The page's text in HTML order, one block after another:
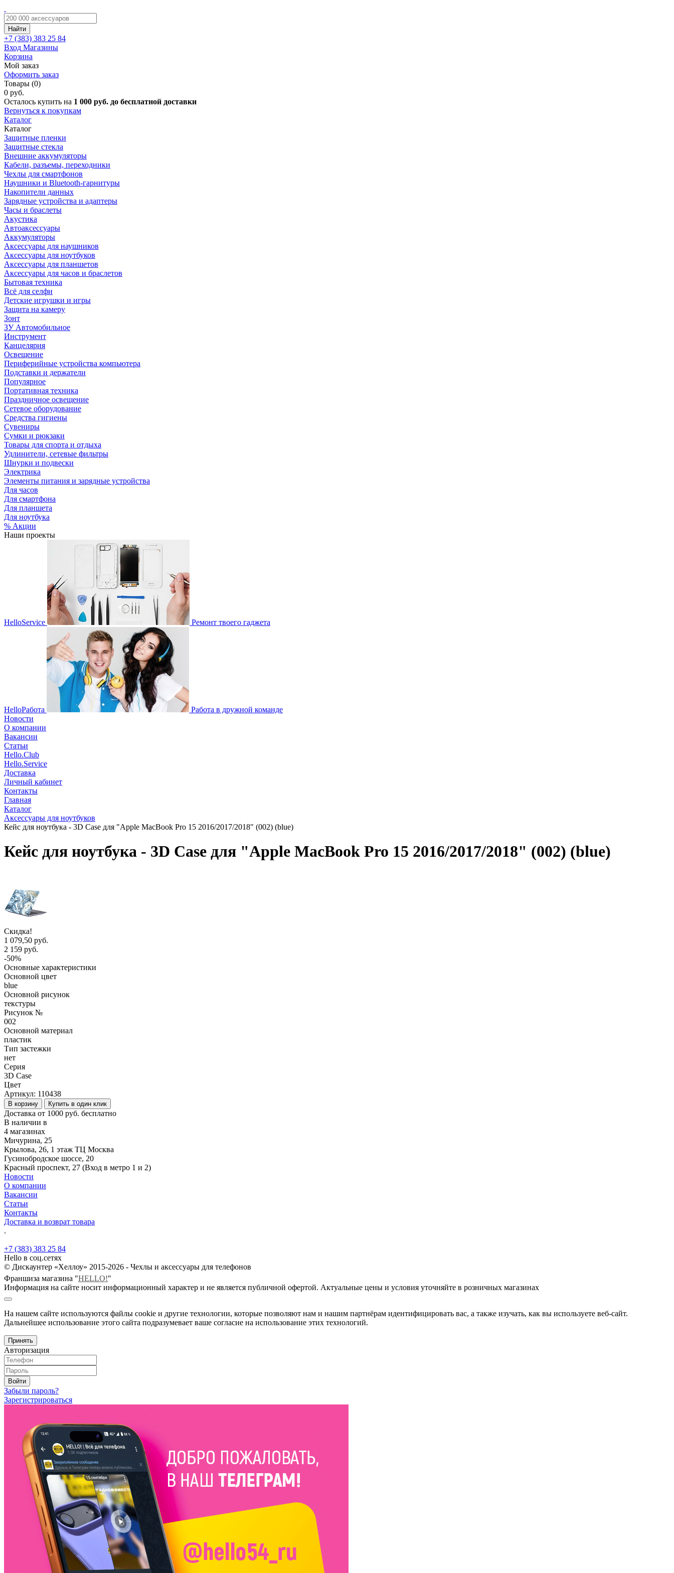
Найти
+7 (383) 383 25 84
Вход Магазины
Корзина
Мой заказ
Оформить заказ
Товары (0)
0 руб.
Осталось купить на 1 000 руб. до бесплатной доставки
Вернуться к покупкам
Каталог
Каталог
Защитные пленки
Защитные стекла
Внешние аккумуляторы
Кабели, разъемы, переходники
Чехлы для смартфонов
Наушники и Bluetooth-гарнитуры
Накопители данных
Зарядные устройства и адаптеры
Часы и браслеты
Акустика
Автоаксессуары
Аккумуляторы
Аксессуары для наушников
Аксессуары для ноутбуков
Аксессуары для планшетов
Аксессуары для часов и браслетов
Бытовая техника
Всё для селфи
Детские игрушки и игры
Защита на камеру
Зонт
ЗУ Автомобильное
Инструмент
Канцелярия
Освещение
Периферийные устройства компьютера
Подставки и держатели
Популярное
Портативная техника
Праздничное освещение
Сетевое оборудование
Средства гигиены
Сувениры
Сумки и рюкзаки
Товары для спорта и отдыха
Удлинители, сетевые фильтры
Шнурки и подвески
Электрика
Элементы питания и зарядные устройства
Для часов
Для смартфона
Для планшета
Для ноутбука
% Акции
Наши проекты
HelloService Ремонт твоего гаджета
HelloРабота
Работа в дружной команде
Новости
О компании
Вакансии
Статьи
Hello.Club
Hello.Service
Доставка
Личный кабинет
Контакты
Главная
Каталог
Аксессуары для ноутбуков
Кейс для ноутбука - 3D Case для "Apple MacBook Pro 15 2016/2017/2018" (002) (blue)
Кейс для ноутбука - 3D Case для "Apple MacBook Pro 15 2016/2017/2018" (002) (blue)
Скидка!
1 079,50 руб.
2 159 руб.
-50%
Основные характеристики
Основной цвет
blue
Основной рисунок
текстуры
Рисунок №
002
Основной материал
пластик
Тип застежки
нет
Серия
3D Case
Цвет
Артикул: 110438
В корзину Купить в один клик
Доставка от 1000 руб. бесплатно
В наличии в
4 магазинах
Мичурина, 25
Крылова, 26, 1 этаж ТЦ Москва
Гусинобродское шоссе, 20
Красный проспект, 27 (Вход в метро 1 и 2)
Новости
О компании
Вакансии
Статьи
Контакты
Доставка и возврат товара
.
+7 (383) 383 25 84
Hello в соц.сетях
© Дискаунтер «Хеллоу» 2015-2026 - Чехлы и аксессуары для телефонов
Франшиза магазина "HELLO!"
Информация на сайте носит информационный характер и не является публичной офертой. Актуальные цены и условия уточняйте в розничных магазинах
На нашем сайте используются файлы cookie и другие технологии, которые позволяют нам и нашим партнёрам идентифицировать вас, а также изучать, как вы используете веб-сайт.
Дальнейшее использование этого сайта подразумевает ваше согласие на использование этих технологий.
Принять
Авторизация
Войти
Забыли пароль?
Зарегистрироваться